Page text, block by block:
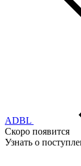
ADBL
Скоро появится
Узнать о